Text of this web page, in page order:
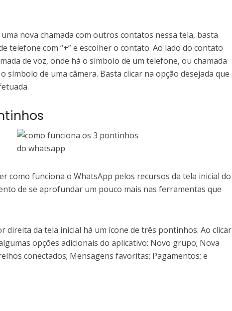
nova chamada com outros contatos nessa tela, basta
telefone com “+” e escolher o contato. Ao lado do contato
de voz, onde há o símbolo de um telefone, ou chamada
símbolo de uma câmera. Basta clicar na opção desejada que
como funciona o WhatsApp pelos recursos da tela inicial do
de se aprofundar um pouco mais nas ferramentas que
direita da tela inicial há um ícone de três pontinhos. Ao clicar
opções adicionais do aplicativo: Novo grupo; Nova
conectados; Mensagens favoritas; Pagamentos; e